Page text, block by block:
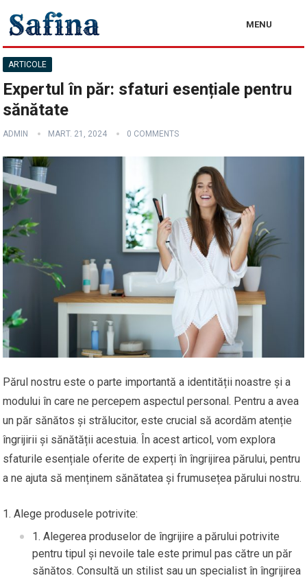
MENU
ARTICOLE
Expertul în păr: sfaturi esențiale pentru
sănătate
ADMIN MART. 21, 2024 0 COMMENTS
Părul nostru este o parte importantă a identității noastre și a
modului în care ne percepem aspectul personal. Pentru a avea
un păr sănătos și strălucitor, este crucial să acordăm atenție
îngrijirii și sănătății acestuia. În acest articol, vom explora
sfaturile esențiale oferite de experți în îngrijirea părului, pentru
a ne ajuta să menținem sănătatea și frumusețea părului nostru.
Alege produsele potrivite:
Alegerea produselor de îngrijire a părului potrivite
pentru tipul și nevoile tale este primul pas către un păr
sănătos. Consultă un stilist sau un specialist în îngrijirea